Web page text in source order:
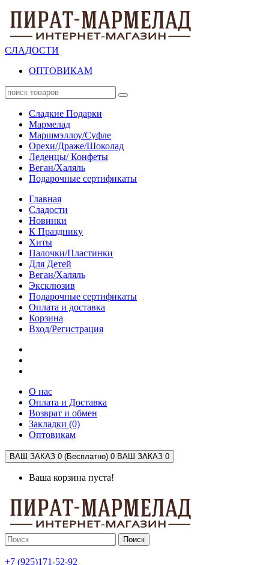
СЛАДОСТИ
ОПТОВИКАМ
Сладкие Подарки
Мармелад
Маршмэллоу/Суфле
Орехи/Драже/Шоколад
Леденцы/ Конфеты
Веган/Халяль
Подарочные сертификаты
Главная
Сладости
Новинки
К Празднику
Хиты
Палочки/Пластинки
Для Детей
Веган/Халяль
Эксклюзив
Подарочные сертификаты
Оплата и доставка
Корзина
Вход/Регистрация
О нас
Оплата и Доставка
Возврат и обмен
Закладки (0)
Оптовикам
ВАШ ЗАКАЗ 0 (Бесплатно) 0 ВАШ ЗАКАЗ 0
Ваша корзина пуста!
Поиск
+7 (925)171-52-92